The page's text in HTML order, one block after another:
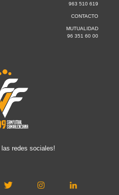
963 510 619
CONTACTO
MUTUALIDAD
96 351 60 00
las redes sociales!